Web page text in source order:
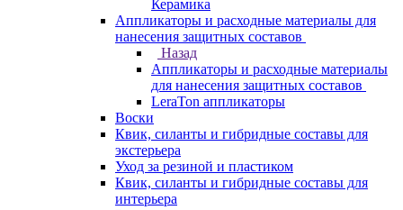
Керамика
Аппликаторы и расходные материалы для
нанесения защитных составов
Назад
Аппликаторы и расходные материалы
для нанесения защитных составов
LeraTon аппликаторы
Воски
Квик, силанты и гибридные составы для
экстерьера
Уход за резиной и пластиком
Квик, силанты и гибридные составы для
интерьера